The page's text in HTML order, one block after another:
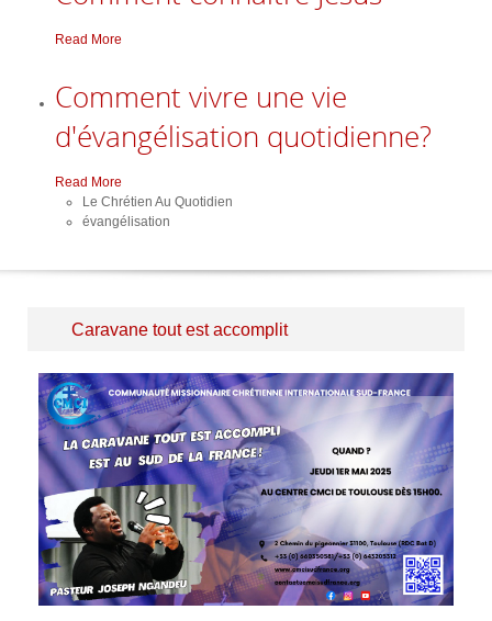
Read More
Comment vivre une vie
d'évangélisation quotidienne?
Read More
Le Chrétien Au Quotidien
évangélisation
Caravane tout est accomplit